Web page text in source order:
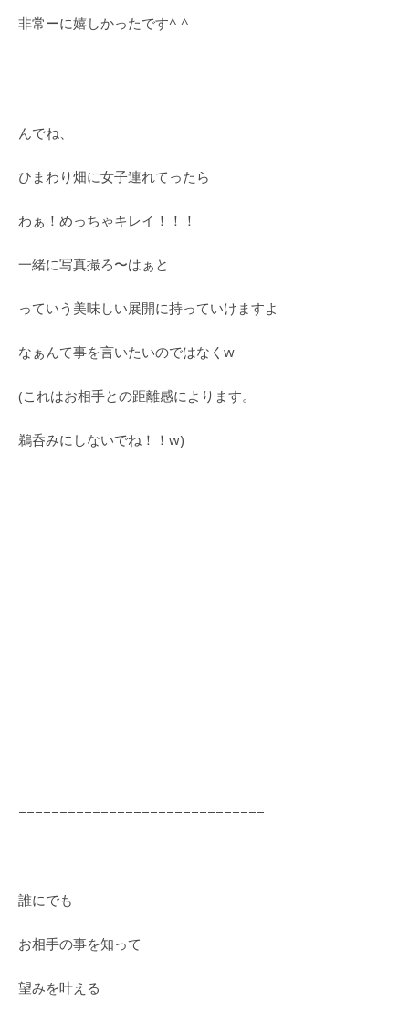
非常ーに嬉しかったです^ ^
んでね、
ひまわり畑に女子連れてったら
わぁ！めっちゃキレイ！！！
一緒に写真撮ろ〜はぁと
っていう美味しい展開に持っていけますよ
なぁんて事を言いたいのではなくw
(これはお相手との距離感によります。
鵜呑みにしないでね！！w)
−−−−−−−−−−−−−−−−−−−−−−−−−−−−−−
誰にでも
お相手の事を知って
望みを叶える